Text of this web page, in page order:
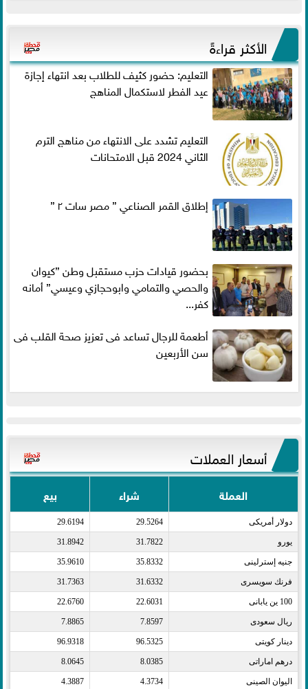
الأكثر قراءةً
التعليم: حضور كثيف للطلاب بعد انتهاء إجازة
عيد الفطر لاستكمال المناهج
التعليم تشدد على الانتهاء من مناهج الترم
الثاني 2024 قبل الامتحانات
إطلاق القمر الصناعي ” مصر سات ٢ ”
بحضور قيادات حزب مستقبل وطن ”كيوان
والحصي والتمامي وابوحجازي وعيسي” أمانه
كفر...
أطعمة للرجال تساعد فى تعزيز صحة القلب فى
سن الأربعين
أسعار العملات
العملة شراء بيع
دولار أمريكى​ 29.5264
29.6194
يورو​ 31.7822
31.8942
جنيه إسترلينى​ 35.8332
35.9610
فرنك سويسرى​ 31.6332
31.7363
100 ين يابانى​ 22.6031
22.6760
ريال سعودى​ 7.8597
7.8865
دينار كويتى​ 96.5325
96.9318
درهم اماراتى​ 8.0385
8.0645
اليوان الصينى​ 4.3734
4.3887